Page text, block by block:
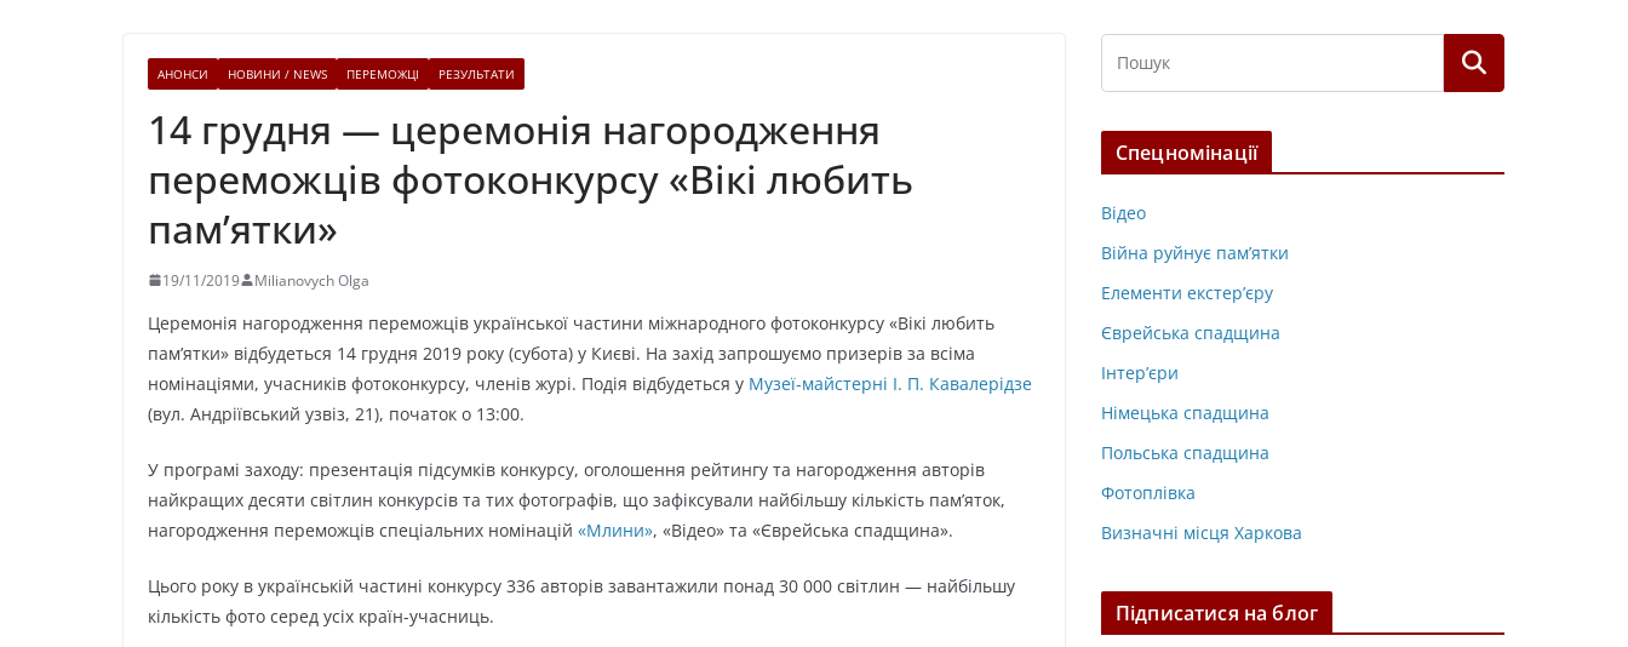
АНОНСИ НОВИНИ / NEWS ПЕРЕМОЖЦІ РЕЗУЛЬТАТИ
14 грудня — церемонія нагородження
переможців фотоконкурсу «Вікі любить
пам’ятки»
19/11/2019 Milianovych Olga
Церемонія нагородження переможців української частини міжнародного фотоконкурсу «Вікі любить
пам’ятки» відбудеться 14 грудня 2019 року (субота) у Києві. На захід запрошуємо призерів за всіма
номінаціями, учасників фотоконкурсу, членів журі. Подія відбудеться у Музеї-майстерні І. П. Кавалерідзе
(вул. Андріївський узвіз, 21), початок о 13:00.
У програмі заходу: презентація підсумків конкурсу, оголошення рейтингу та нагородження авторів
найкращих десяти світлин конкурсів та тих фотографів, що зафіксували найбільшу кількість пам’яток,
нагородження переможців спеціальних номінацій «Млини», «Відео» та «Єврейська спадщина».
Цього року в українській частині конкурсу 336 авторів завантажили понад 30 000 світлин — найбільшу
кількість фото серед усіх країн-учасниць.
Спецномінації
Відео
Війна руйнує пам’ятки
Елементи екстер’єру
Єврейська спадщина
Інтер’єри
Німецька спадщина
Польська спадщина
Фотоплівка
Визначні місця Харкова
Підписатися на блог